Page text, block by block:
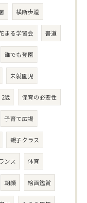
横断歩道
まる学習会 書道
誰でも登園
未就園児
2歳 保育の必要性
子育て広場
親子クラス
ンス 体育
朝顔 絵画鑑賞